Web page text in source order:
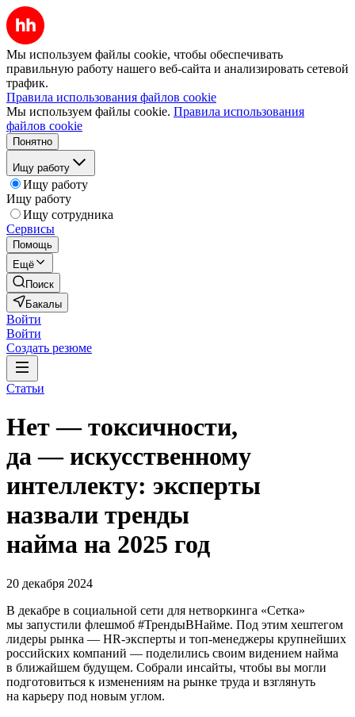
Мы используем файлы cookie, чтобы обеспечивать
правильную работу нашего веб-сайта и анализировать сетевой
трафик.
Правила использования файлов cookie
Мы используем файлы cookie. Правила использования
файлов cookie
Понятно
Ищу работу
Ищу работу
Ищу работу
Ищу сотрудника
Сервисы
Помощь
Ещё
Поиск
Бакалы
Войти
Войти
Создать резюме
Статьи
Нет — токсичности,
да — искусственному
интеллекту: эксперты
назвали тренды
найма на 2025 год
20 декабря 2024
В декабре в социальной сети для нетворкинга «Сетка»
мы запустили флешмоб #ТрендыВНайме. Под этим хештегом
лидеры рынка — HR-эксперты и топ-менеджеры крупнейших
российских компаний — поделились своим видением найма
в ближайшем будущем. Собрали инсайты, чтобы вы могли
подготовиться к изменениям на рынке труда и взглянуть
на карьеру под новым углом.